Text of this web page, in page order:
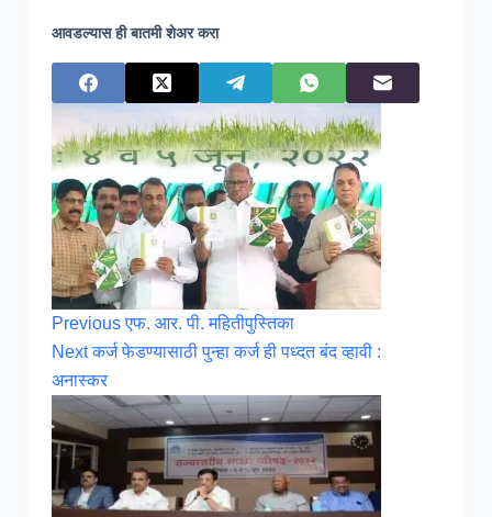
आवडल्यास ही बातमी शेअर करा
Previousएफ. आर. पी. महितीपुस्तिका
Nextकर्ज फेडण्यासाठी पुन्हा कर्ज ही पध्दत बंद व्हावी :
अनास्कर